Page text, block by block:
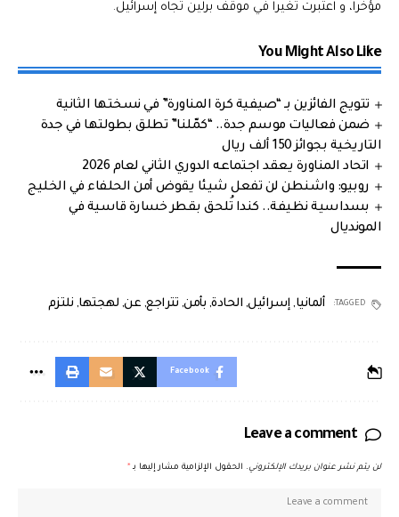
مؤخرا، و اعتبرت تغيرا في موقف برلين تجاه إسرائيل.
You Might Also Like
تتويج الفائزين بـ “صيفية كرة المناورة” في نسختها الثانية
ضمن فعاليات موسم جدة.. “كمّلنا” تطلق بطولتها في جدة
التاريخية بجوائز 150 ألف ريال
اتحاد المناورة يعقد اجتماعه الدوري الثاني لعام 2026
روبيو: واشنطن لن تفعل شيئا يقوض أمن الحلفاء في الخليج
بسداسية نظيفة.. كندا تُلحق بقطر خسارة قاسية في
المونديال
TAGGED: ألمانيا,إسرائيل, الحادة, بأمن, تتراجع, عن, لهجتها, نلتزم
Facebook
Leave a comment
لن يتم نشر عنوان بريدك الإلكتروني. الحقول الإلزامية مشار إليها بـ *